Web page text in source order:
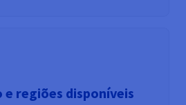
regiões disponíveis